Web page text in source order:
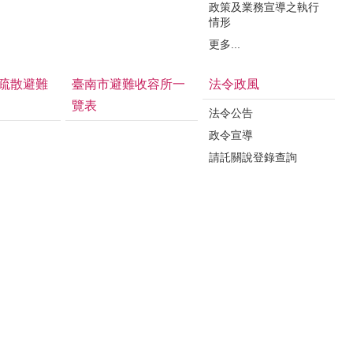
政策及業務宣導之執行
情形
更多...
散避難
臺南市避難收容所一
覽表
法令政風
法令公告
政令宣導
請託關說登錄查詢